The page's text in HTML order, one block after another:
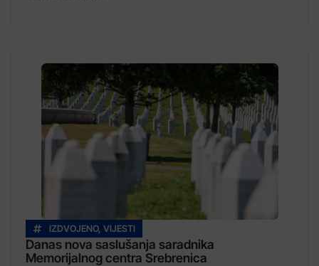
IZDVOJENO, VIJESTI
Danas nova saslušanja saradnika
Memorijalnog centra Srebrenica